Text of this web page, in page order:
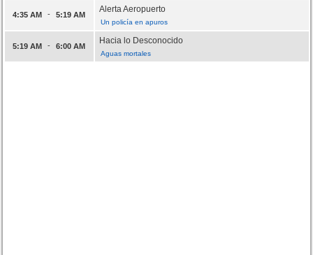
4:35 AM - 5:19 AM
Alerta Aeropuerto
Un policía en apuros
5:19 AM - 6:00 AM
Hacia lo Desconocido
Aguas mortales